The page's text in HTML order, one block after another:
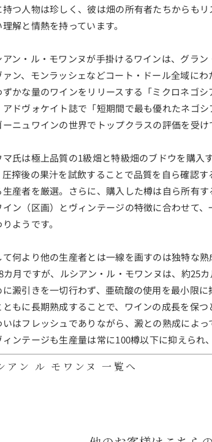
持つ人物は珍しく、彼は畑の所有者たちからも
解と情熱を持っています。
アン・ル・モワンヌが手掛けるワインは、グラ
ァン、モンラッシェなどコート・ドール全域に
ずかな量のワインをリリースする「ミクロネゴ
アドヴォケイト誌で「短期間で最も優れたネゴ
ニュワインの世界でトップクラスの評価を受け
マ氏は極上品質の1級畑と特級畑のブドウを購入
圧搾後の果汁を試飲することで品質を自ら確認
生産者を厳選。さらに、購入した樽は自ら所有
イン（区画）とヴィンテージの特徴に合わせて
ようです。
て何より他の生産者とは一線を画すのは独特な
カ月ですが、ルシアン・ル・モワンヌは、約25
に澱引きを一切行わず、亜硫酸の使用を最小限
ともに長期熟成することで、ワインの成長を保
いはフレッシュでありながら、澱との熟成によ
ィンテージも生産量は常に100樽以下に抑えられ
アン ル モワンヌ 一覧へ